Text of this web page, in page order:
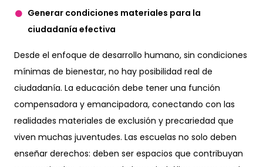
Generar condiciones materiales para la
ciudadanía efectiva
Desde el enfoque de desarrollo humano, sin condiciones
mínimas de bienestar, no hay posibilidad real de
ciudadanía. La educación debe tener una función
compensadora y emancipadora, conectando con las
realidades materiales de exclusión y precariedad que
viven muchas juventudes. Las escuelas no solo deben
enseñar derechos: deben ser espacios que contribuyan